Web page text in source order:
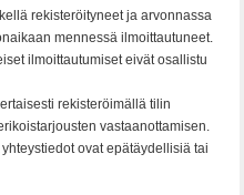
rekisteröityneet ja arvonnassa
mennessä ilmoittautuneet.
ilmoittautumiset eivät osallistu
rekisteröimällä tilin
vastaanottamisen.
ovat epätäydellisiä tai